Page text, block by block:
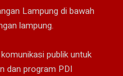
Lampung di bawah
lampung.
publik untuk
dan program PDI